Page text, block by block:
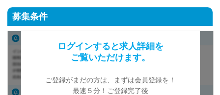
募集条件
ログインすると求人詳細を
ご覧いただけます。
ご登録がまだの方は、まずは会員登録を！
最速５分！ご登録完了後